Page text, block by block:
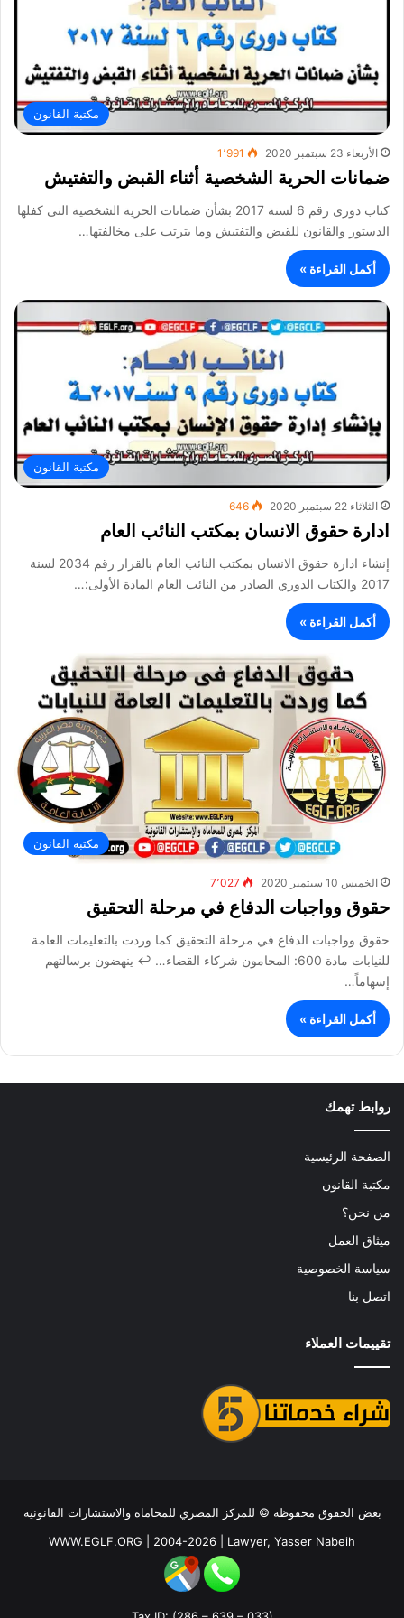
مكتبة القانون
الأربعاء 23 سبتمبر 2020 1٬991
ضمانات الحرية الشخصية أثناء القبض والتفتيش
كتاب دورى رقم 6 لسنة 2017 بشأن ضمانات الحرية الشخصية التى كفلها
الدستور والقانون للقبض والتفتيش وما يترتب على مخالفتها…
أكمل القراءة »
مكتبة القانون
الثلاثاء 22 سبتمبر 2020 646
ادارة حقوق الانسان بمكتب النائب العام
إنشاء ادارة حقوق الانسان بمكتب النائب العام بالقرار رقم 2034 لسنة
2017 والكتاب الدوري الصادر من النائب العام المادة الأولى:…
أكمل القراءة »
مكتبة القانون
الخميس 10 سبتمبر 2020 7٬027
حقوق وواجبات الدفاع في مرحلة التحقيق
حقوق وواجبات الدفاع في مرحلة التحقيق كما وردت بالتعليمات العامة
للنيابات مادة 600: المحامون شركاء القضاء… ↩ ينهضون برسالتهم
إسهاماً…
أكمل القراءة »
روابط تهمك
الصفحة الرئيسية
مكتبة القانون
من نحن؟
ميثاق العمل
سياسة الخصوصية
اتصل بنا
تقييمات العملاء
بعض الحقوق محفوظة © للمركز المصري للمحاماة والاستشارات القانونية
WWW.EGLF.ORG | 2004-2026 | Lawyer, Yasser Nabeih